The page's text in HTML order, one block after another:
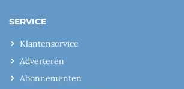
SERVICE
Klantenservice
Adverteren
Abonnementen